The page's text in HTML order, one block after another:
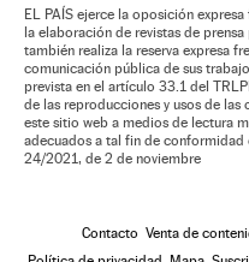
EL PAÍS ejerce la oposición
la elaboración de revistas de
también realiza la reserva expresa
comunicación pública de sus
prevista en el artículo 33.1 del
de las reproducciones y usos de las
este sitio web a medios de lectura
adecuados a tal fin de
24/2021, de 2 de noviembre
Contacto Venta de